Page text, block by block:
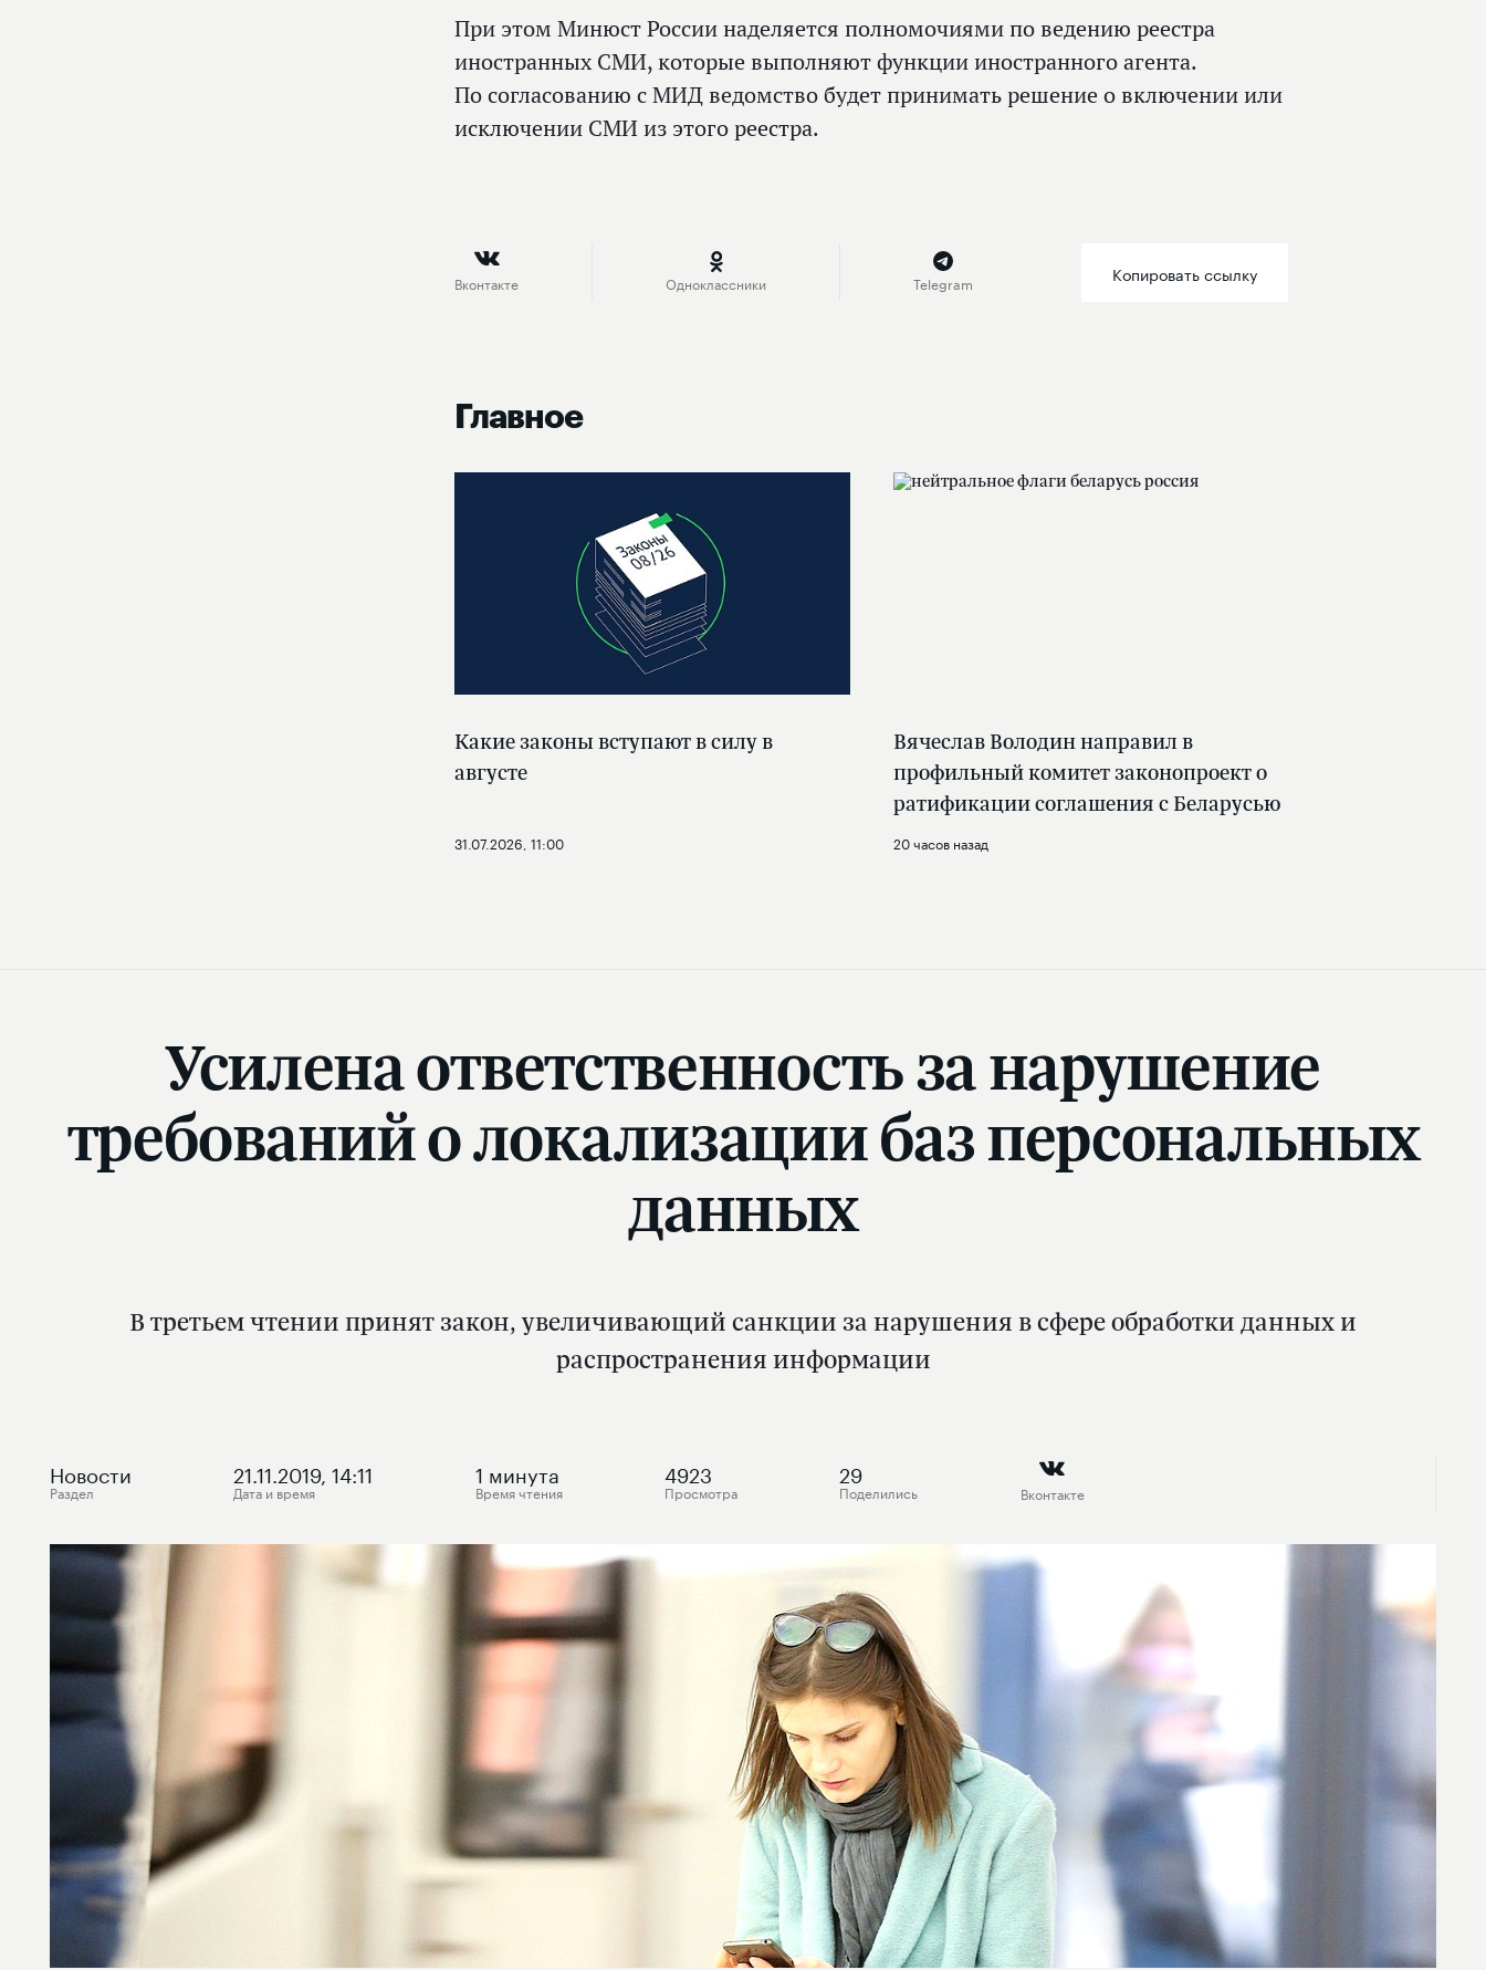
При этом Минюст России наделяется полномочиями по ведению реестра
иностранных СМИ, которые выполняют функции иностранного агента.
По согласованию с МИД ведомство будет принимать решение о включении или
исключении СМИ из этого реестра.
Вконтакте Одноклассники Telegram Копировать ссылку
Главное
Какие законы вступают в силу в
августе
31.07.2026, 11:00
Вячеслав Володин направил в
профильный комитет законопроект о
ратификации соглашения с Беларусью
20 часов назад
Усилена ответственность за нарушение
требований о локализации баз персональных
данных
В третьем чтении принят закон, увеличивающий санкции за нарушения в сфере обработки данных и
распространения информации
Новости
Раздел
21.11.2019, 14:11
Дата и время
1 минута
Время чтения
4923
Просмотра
29
Поделились Вконтакте